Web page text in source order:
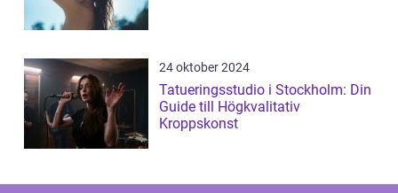
24 oktober 2024
Tatueringsstudio i Stockholm: Din
Guide till Högkvalitativ
Kroppskonst